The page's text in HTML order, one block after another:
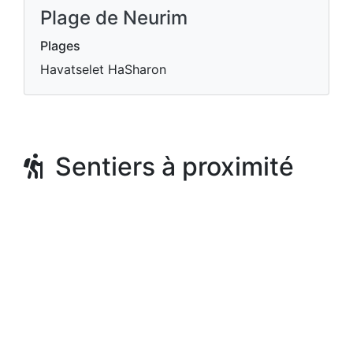
Plage de Neurim
Plages
Havatselet HaSharon
Sentiers à proximité